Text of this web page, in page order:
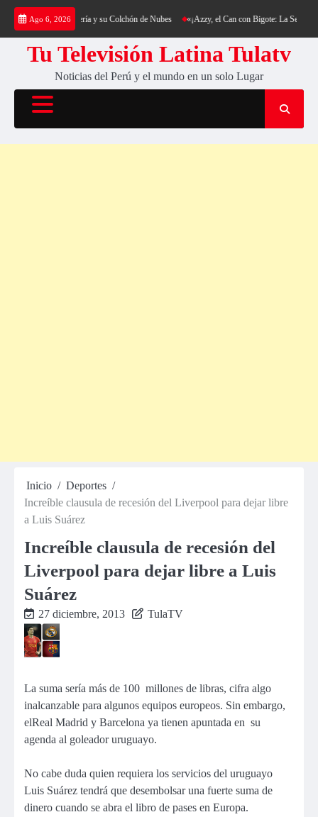
Saltar
contenido
Ago 6, 2026
al Cerro Cantería y su Colchón de Nubes «¡Azzy, el Can con Bigote: La Sensación
Tu Televisión Latina Tulatv
Noticias del Perú y el mundo en un solo Lugar
Inicio
Deportes
Increíble clausula de recesión del Liverpool para dejar libre
a Luis Suárez
Increíble clausula de recesión del
Liverpool para dejar libre a Luis
Suárez
27 diciembre, 2013 TulaTV
La suma sería más de 100 millones de libras, cifra algo
inalcanzable para algunos equipos europeos. Sin embargo,
elReal Madrid y Barcelona ya tienen apuntada en su
agenda al goleador uruguayo.
No cabe duda quien requiera los servicios del uruguayo
Luis Suárez tendrá que desembolsar una fuerte suma de
dinero cuando se abra el libro de pases en Europa.